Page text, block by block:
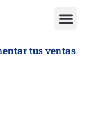
tus ventas